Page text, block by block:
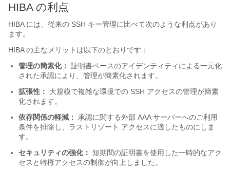
HIBA の利点
HIBA には、従来の SSH キー管理に比べて次のような利点があり
ます。
HIBA の主なメリットは以下のとおりです：
管理の簡素化： 証明書ベースのアイデンティティによる一元化
された承認により、管理が簡素化されます。
拡張性：
大規模で複雑な環境での SSH アクセスの管理が簡素
化されます。
依存関係の軽減： 承認に関する外部 AAA サーバーへのご利用
条件を排除し、ラストリゾート アクセスに適したものにしま
す。
セキュリティの強化：
短期間の証明書を使用した一時的なアク
セスと特権アクセスの制御が向上しました。